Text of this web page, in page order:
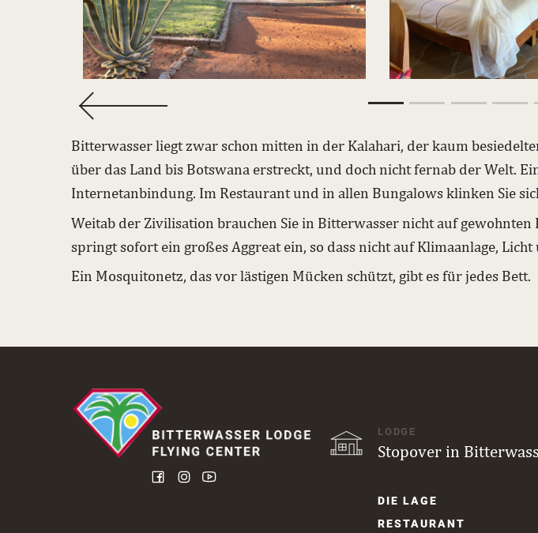
Bitterwasser liegt zwar schon mitten in der Kalahari, der kaum
über das Land bis Botswana erstreckt, und doch nicht fernab der Welt.
Internetanbindung. Im Restaurant und in allen Bungalows klinken Sie
Weitab der Zivilisation brauchen Sie in Bitterwasser nicht auf
springt sofort ein großes Aggreat ein, so dass nicht auf Klimaanlage,
Ein Mosquitonetz, das vor lästigen Mücken schützt, gibt es für jedes Bett.
LODGE
Stopover in
Navigation
DIE LAGE
RESTAURANT